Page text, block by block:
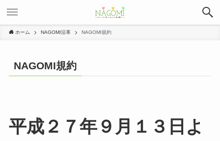
ホーム NAGOMI沿革 NAGOMI規約
NAGOMI規約
平成２７年９月１３日よ